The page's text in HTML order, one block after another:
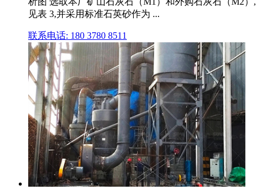
见表 3,并采用标准石英砂作为 ...
联系电话: 180 3780 8511